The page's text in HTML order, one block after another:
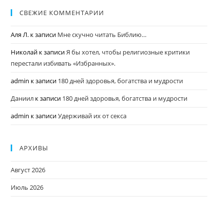
СВЕЖИЕ КОММЕНТАРИИ
Аля Л. к записи Мне скучно читать Библию…
Николай к записиЯ бы хотел, чтобы религиозные критики
перестали избивать «Избранных».
admin к записи 180 дней здоровья, богатства и мудрости
Даниил к записи 180 дней здоровья, богатства и мудрости
admin к записиУдерживай их от секса
АРХИВЫ
Август 2026
Июль 2026